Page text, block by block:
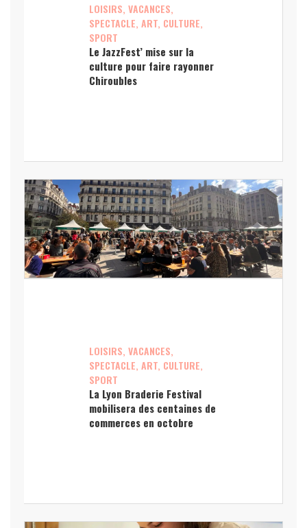
LOISIRS, VACANCES,
SPECTACLE, ART, CULTURE,
SPORT
Le JazzFest’ mise sur la
culture pour faire rayonner
Chiroubles
LOISIRS, VACANCES,
SPECTACLE, ART, CULTURE,
SPORT
La Lyon Braderie Festival
mobilisera des centaines de
commerces en octobre